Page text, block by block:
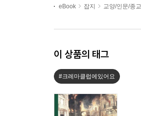
eBook 잡지 교양/인문/종교
이 상품의 태그
#크레마클럽에있어요